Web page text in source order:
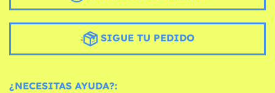
SIGUE TU PEDIDO
¿NECESITAS AYUDA?: